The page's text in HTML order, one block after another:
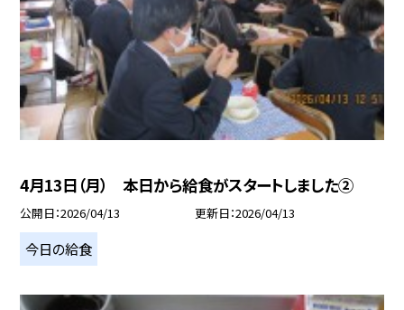
4月13日（月） 本日から給食がスタートしました②
公開日 2026/04/13 更新日 2026/04/13
今日の給食